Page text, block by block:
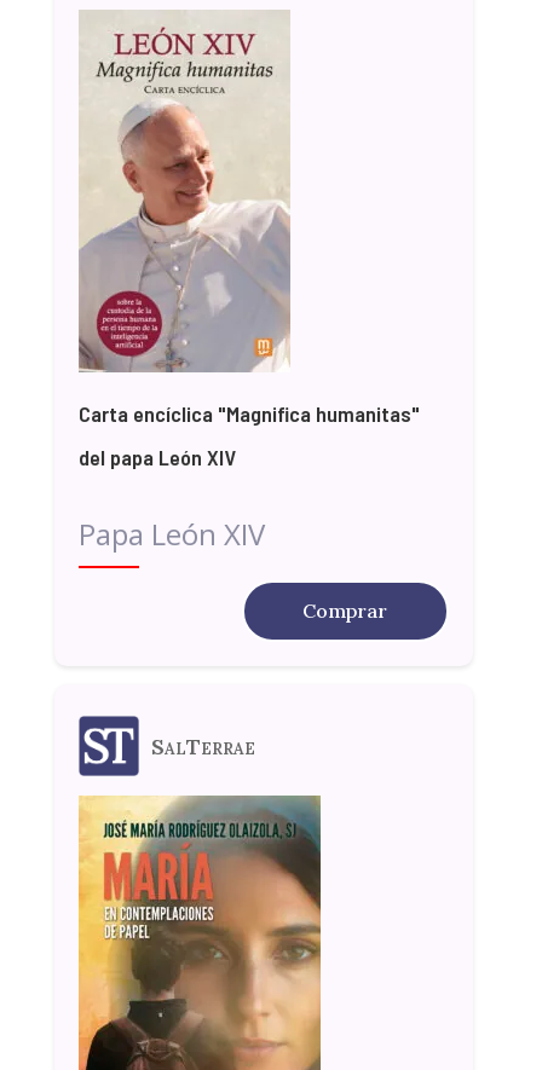
Carta encíclica "Magnifica humanitas"
del papa León XIV
Papa León XIV
Comprar
SalTerrae